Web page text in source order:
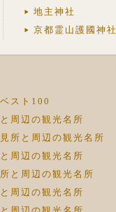
地主神社
京都霊山護國神社
スト100
周辺の観光名所
所と周辺の観光名所
周辺の観光名所
と周辺の観光名所
周辺の観光名所